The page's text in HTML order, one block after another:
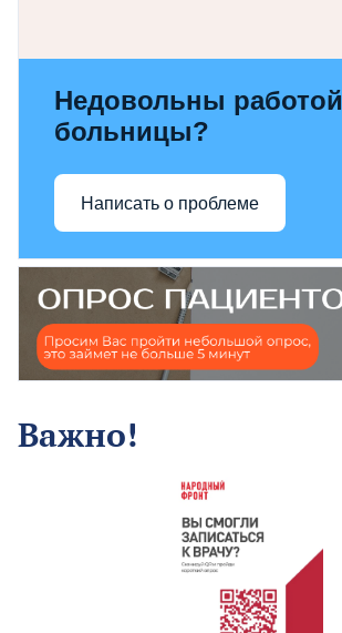
Недовольны работой
больницы?
Написать о проблеме
Важно!